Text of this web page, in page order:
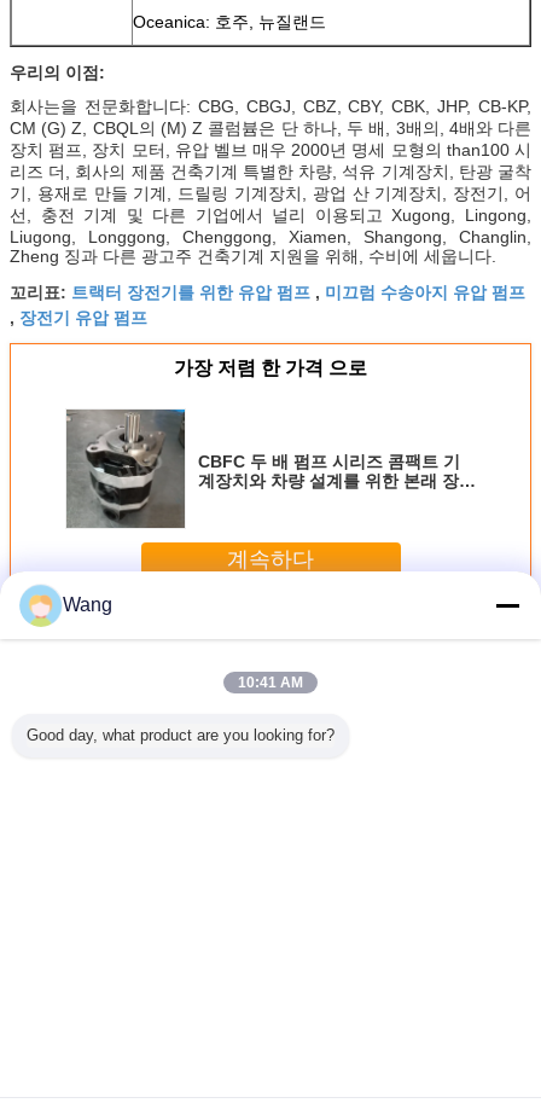
Oceanica: 호주, 뉴질랜드
우리의 이점:
회사는을 전문화합니다: CBG, CBGJ, CBZ, CBY, CBK, JHP, CB-KP,
CM (G) Z, CBQL의 (M) Z 콜럼븀은 단 하나, 두 배, 3배의, 4배와 다른
장치 펌프, 장치 모터, 유압 벨브 매우 2000년 명세 모형의 than100 시
리즈 더, 회사의 제품 건축기계 특별한 차량, 석유 기계장치, 탄광 굴착
기, 용재로 만들 기계, 드릴링 기계장치, 광업 산 기계장치, 장전기, 어
선, 충전 기계 및 다른 기업에서 널리 이용되고 Xugong, Lingong,
Liugong, Longgong, Chenggong, Xiamen, Shangong, Changlin,
Zheng 징과 다른 광고주 건축기계 지원을 위해, 수비에 세웁니다.
꼬리표: 트랙터 장전기를 위한 유압 펌프 , 미끄럼 수송아지 유압 펌프
, 장전기 유압 펌프
가장 저렴 한 가격 으로
CBFC 두 배 펌프 시리즈 콤팩트 기
계장치와 차량 설계를 위한 본래 장치
계속하다
더 많은 것
Wang
10:41 AM
Good day, what product are you looking for?